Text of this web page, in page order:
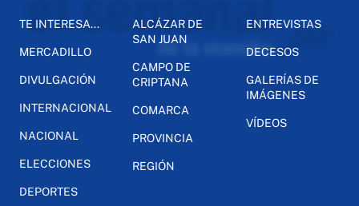
TE INTERESA...
MERCADILLO
DIVULGACIÓN
INTERNACIONAL
NACIONAL
ELECCIONES
DEPORTES
ALCÁZAR DE
SAN JUAN
CAMPO DE
CRIPTANA
COMARCA
PROVINCIA
REGIÓN
ENTREVISTAS
DECESOS
GALERÍAS DE
IMÁGENES
VÍDEOS